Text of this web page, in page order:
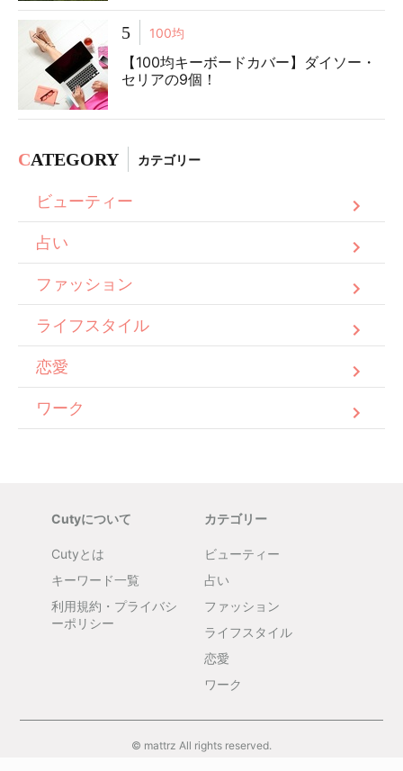
5 100均
【100均キーボードカバー】ダイソー・
セリアの9個！
CATEGORY カテゴリー
ビューティー
占い
ファッション
ライフスタイル
恋愛
ワーク
Cutyについて
Cutyとは
キーワード一覧
利用規約・プライバシ
ーポリシー
カテゴリー
ビューティー
占い
ファッション
ライフスタイル
恋愛
ワーク
© mattrz All rights reserved.